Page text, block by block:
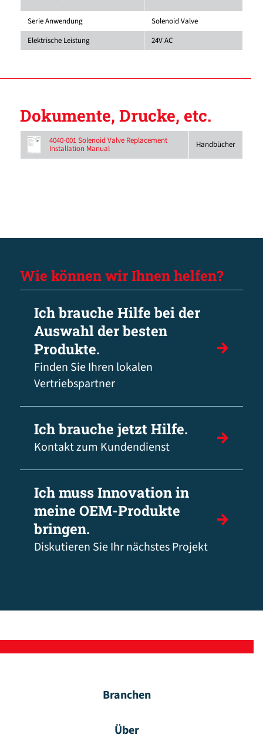
Serie Anwendung
Solenoid Valve
Elektrische Leistung
24V AC
Dokumente, Drucke, etc.
4040-001 Solenoid Valve Replacement
Installation Manual Handbücher
Wie können wir Ihnen helfen?
Ich brauche Hilfe bei der
Auswahl der besten
Produkte.
Finden Sie Ihren lokalen
Vertriebspartner
Ich brauche jetzt Hilfe.
Kontakt zum Kundendienst
Ich muss Innovation in
meine OEM-Produkte
bringen.
Diskutieren Sie Ihr nächstes Projekt
Branchen
Über